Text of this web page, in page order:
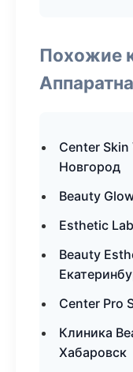
Похожие
Center
Новгород
Beauty
Esthetic
Beauty
Center Pro
Клиника
Хабаровск